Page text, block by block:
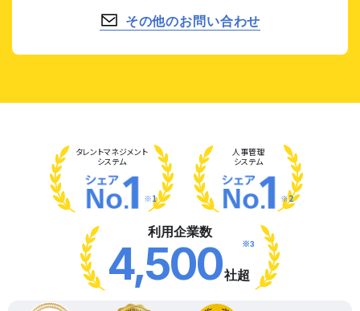
その他のお問い合わせ
タレントマネジメント
システム
※1
人事管理
システム
※2
利用企業数
4,500社超
※3